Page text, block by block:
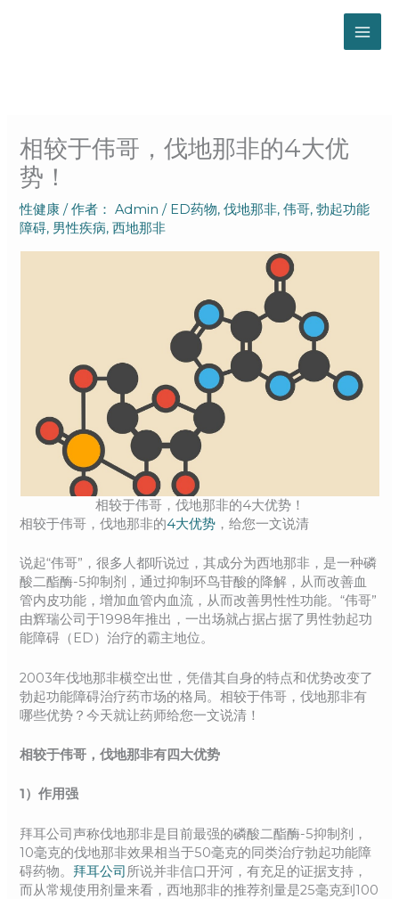
相较于伟哥，伐地那非的4大优
势！
性健康 / 作者： Admin/ ED药物,伐地那非,伟哥,勃起功能
障碍, 男性疾病,西地那非
相较于伟哥，伐地那非的4大优势！
相较于伟哥，伐地那非的4大优势 ，给您一文说清
说起“伟哥”，很多人都听说过，其成分为西地那非，是一种磷
酸二酯酶-5抑制剂，通过抑制环鸟苷酸的降解，从而改善血
管内皮功能，增加血管内血流，从而改善男性性功能。“伟哥”
由辉瑞公司于1998年推出，一出场就占据占据了男性勃起功
能障碍（ED）治疗的霸主地位。
2003年伐地那非横空出世，凭借其自身的特点和优势改变了
勃起功能障碍治疗药市场的格局。相较于伟哥，伐地那非有
哪些优势？今天就让药师给您一文说清！
相较于伟哥，伐地那非有四大优势
1）作用强
拜耳公司声称伐地那非是目前最强的磷酸二酯酶-5抑制剂，
10毫克的伐地那非效果相当于50毫克的同类治疗勃起功能障
碍药物。 拜耳公司 所说并非信口开河，有充足的证据支持，
而从常规使用剂量来看，西地那非的推荐剂量是25毫克到100